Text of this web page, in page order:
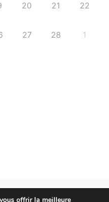
20 21 22
27 28 1
offrir la meilleure